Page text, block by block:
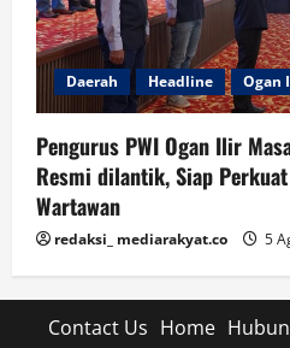
Daerah Headline Ogan
Pengurus PWI Ogan Ilir
Resmi dilantik, Siap
Wartawan
redaksi_ mediarakyat.co 5
Contact Us Home